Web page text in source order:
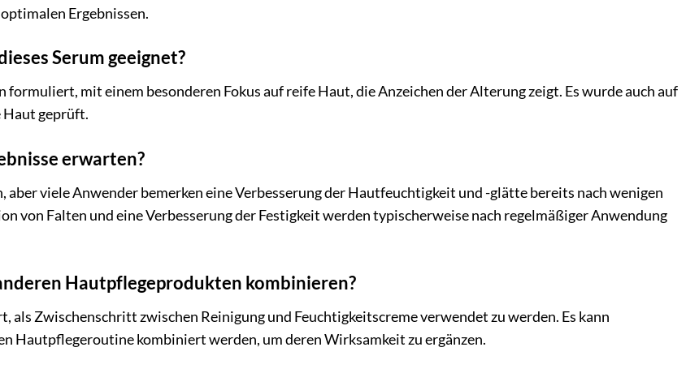
Ergebnissen.
Serum geeignet?
formuliert, mit einem besonderen Fokus auf reife Haut, die Anzeichen der Alterung zeigt. Es wurde auch auf
geprüft.
erwarten?
aber viele Anwender bemerken eine Verbesserung der Hautfeuchtigkeit und -glätte bereits nach wenigen
von Falten und eine Verbesserung der Festigkeit werden typischerweise nach regelmäßiger Anwendung
Hautpflegeprodukten kombinieren?
als Zwischenschritt zwischen Reinigung und Feuchtigkeitscreme verwendet zu werden. Es kann
Hautpflegeroutine kombiniert werden, um deren Wirksamkeit zu ergänzen.